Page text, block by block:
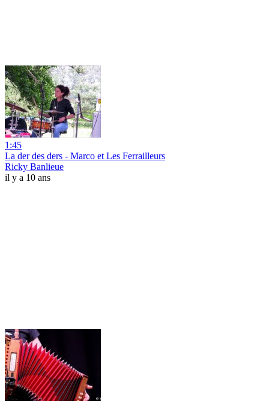
1:45
La der des ders - Marco et Les Ferrailleurs
Ricky Banlieue
il y a 10 ans